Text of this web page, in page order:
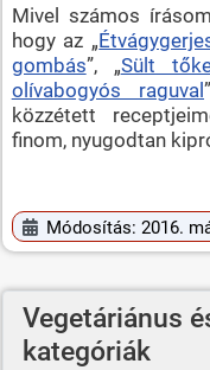
Mivel számos
hogy az „
gombás”, „Sült
olívabogyós raguval
közzétett
finom, nyugodtan
Módosítás: 2016.
Vegetáriánus
kategóriák